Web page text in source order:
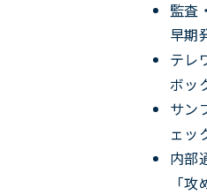
監査
早期
テレ
ボッ
サン
ェッ
内部
「